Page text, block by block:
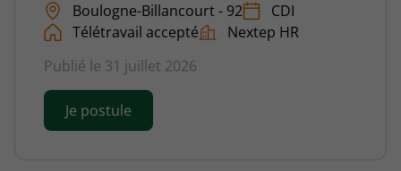
Boulogne-Billancourt - 92
CDI
Télétravail accepté
Nextep HR
Publié le 31 juillet 2026
Je postule